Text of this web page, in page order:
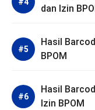
dan Izin
Hasil
BPOM
Hasil
Izin BPOM